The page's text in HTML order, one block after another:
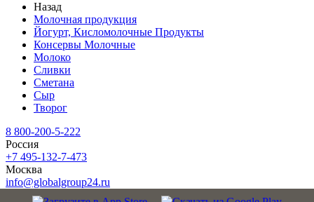
Назад
Молочная продукция
Йогурт, Кисломолочные Продукты
Консервы Молочные
Молоко
Сливки
Сметана
Сыр
Творог
8 800-200-5-222
Россия
+7 495-132-7-473
Москва
info@globalgroup24.ru